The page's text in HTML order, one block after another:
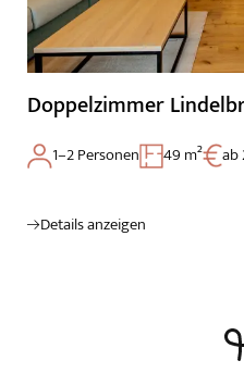
Doppelzimmer
1–2 Personen 49 m² ab
Details anzeigen